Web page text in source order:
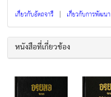
เกี่ยวกับอัตถจารี | เกี่ยวกับการพัฒนา
หนังสือที่เกี่ยวข้อง